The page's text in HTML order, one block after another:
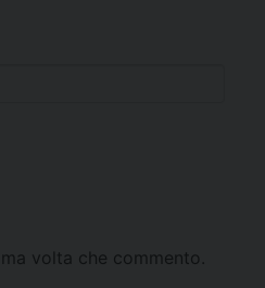
volta che commento.